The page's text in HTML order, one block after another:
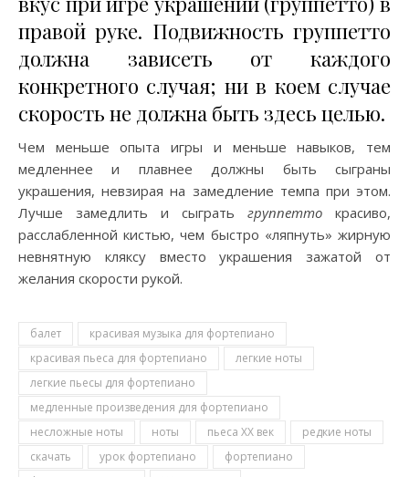
правой руке. Подвижность группетто
должна зависеть от каждого
конкретного случая; ни в коем случае
скорость не должна быть здесь целью.
Чем меньше опыта игры и меньше навыков, тем
медленнее и плавнее должны быть сыграны
украшения, невзирая на замедление темпа при этом.
Лучше замедлить и сыграть группетто красиво,
расслабленной кистью, чем быстро «ляпнуть» жирную
невнятную кляксу вместо украшения зажатой от
желания скорости рукой.
балет
красивая музыка для фортепиано
красивая пьеса для фортепиано
легкие ноты
легкие пьесы для фортепиано
медленные произведения для фортепиано
несложные ноты
ноты пьеса ХХ век
редкие ноты
скачать
урок фортепиано
фортепиано